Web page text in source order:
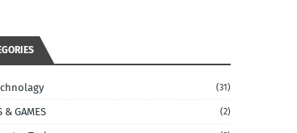
(31)
& GAMES (2)